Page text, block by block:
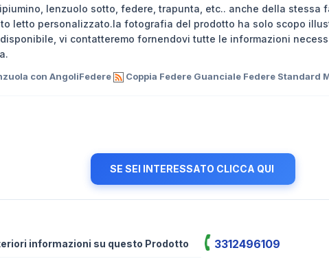
lenzuolo sotto, federe, trapunta, etc.. anche della stessa
letto personalizzato.la fotografia del prodotto ha solo scopo
vi contatteremo fornendovi tutte le informazioni
con AngoliFedere Coppia Federe Guanciale Federe Standard
SE SEI INTERESSATO CLICCA QUI
informazioni su questo Prodotto 3312496109